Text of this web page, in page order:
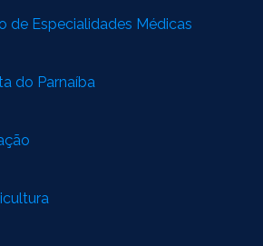
de Especialidades Médicas
do Parnaíba